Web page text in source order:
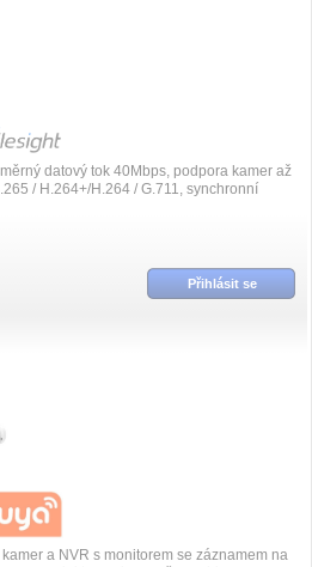
datový tok 40Mbps, podpora kamer až
/ H.264+/H.264 / G.711, synchronní
Přihlásit se
a NVR s monitorem se záznamem na